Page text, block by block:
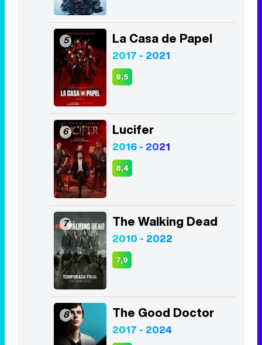
5 La Casa de Papel
2017 - 2021
8,5
6 Lucifer
2016 - 2021
8,4
7 The Walking Dead
2010 - 2022
7,9
8 The Good Doctor
2017 - 2024